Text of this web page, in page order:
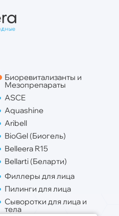
Биоревитализанты и
Мезопрепараты
ASCE
Aquashine
Aribell
BioGel (Биогель)
Belleera R15
Bellarti (Беларти)
Филлеры для лица
Пилинги для лица
Сыворотки для лица и
тела